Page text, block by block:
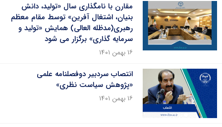
مقارن با نامگذاری سال «تولید، دانش
بنیان، اشتغال آفرین» توسط مقام معظم
رهبری(مدظله العالی) همایش «تولید و
سرمایه گذاری» برگزار می شود
۱۶ بهمن ۱۴۰۱
انتصاب سردبیر دوفصلنامه علمی
«پژوهش سیاست نظری»
۱۶ بهمن ۱۴۰۱